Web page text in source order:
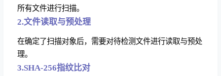
所有文件进行扫描。
2.文件读取与预处理
在确定了扫描对象后，需要对待检测文件进行读取与预处
理。
3.SHA-256指纹比对